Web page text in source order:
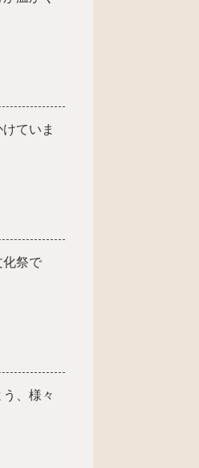
ていま
化祭で
、様々